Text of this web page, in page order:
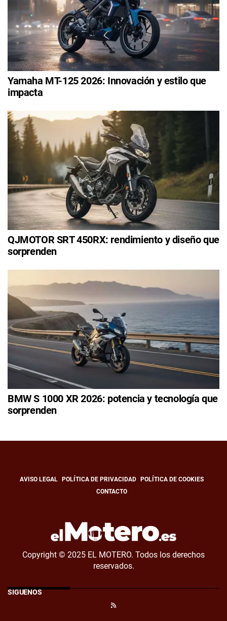
Yamaha MT-125 2026: Innovación y estilo que
impacta
QJMOTOR SRT 450RX: rendimiento y diseño que
sorprenden
BMW S 1000 XR 2026: potencia y tecnología que
sorprenden
AVISO LEGAL POLÍTICA DE PRIVACIDAD
POLÍTICA DE COOKIES
CONTACTO
Copyright © 2025 EL MOTERO. Todos los derechos
reservados.
SÍGUENOS